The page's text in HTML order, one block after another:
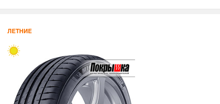
ЛЕТНИЕ